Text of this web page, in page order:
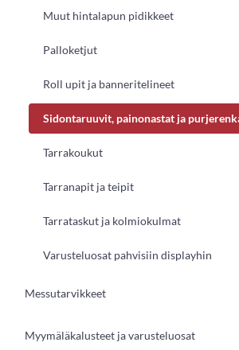
Muut hintalapun pidikkeet
Palloketjut
Roll upit ja banneritelineet
Sidontaruuvit, painonastat ja
Tarrakoukut
Tarranapit ja teipit
Tarrataskut ja kolmiokulmat
Varusteluosat pahvisiin displayhin
Messutarvikkeet
Myymäläkalusteet ja varusteluosat